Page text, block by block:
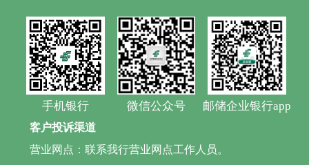
手机银行 微信公众号 邮储企业银行app
客户投诉渠道
营业网点：联系我行营业网点工作人员。